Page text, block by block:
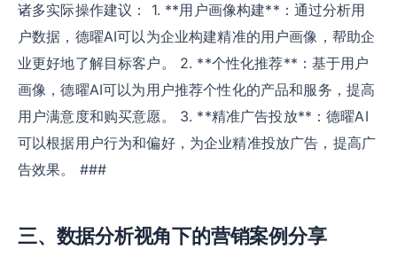
诸多实际操作建议： 1. **用户画像构建**：通过分析用
户数据，德曜AI可以为企业构建精准的用户画像，帮助企
业更好地了解目标客户。 2. **个性化推荐**：基于用户
画像，德曜AI可以为用户推荐个性化的产品和服务，提高
用户满意度和购买意愿。 3. **精准广告投放**：德曜AI
可以根据用户行为和偏好，为企业精准投放广告，提高广
告效果。 ###
三、数据分析视角下的营销案例分享